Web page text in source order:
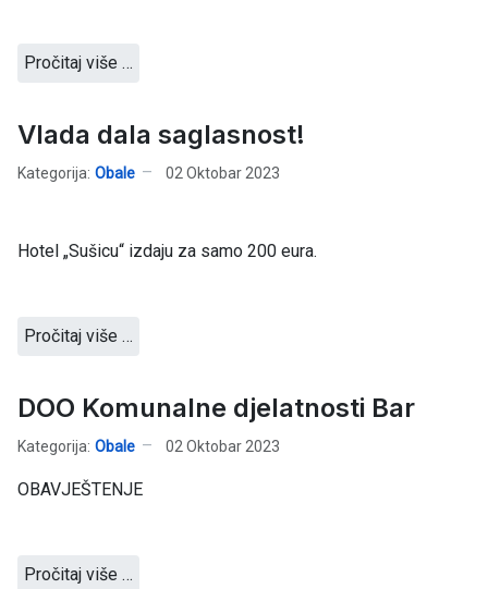
Pročitaj više …
Vlada dala saglasnost!
Kategorija: Obale 02 Oktobar 2023
Hotel „Sušicu“ izdaju za samo 200 eura.
Pročitaj više …
DOO Komunalne djelatnosti Bar
Kategorija: Obale 02 Oktobar 2023
OBAVJEŠTENJE
Pročitaj više …